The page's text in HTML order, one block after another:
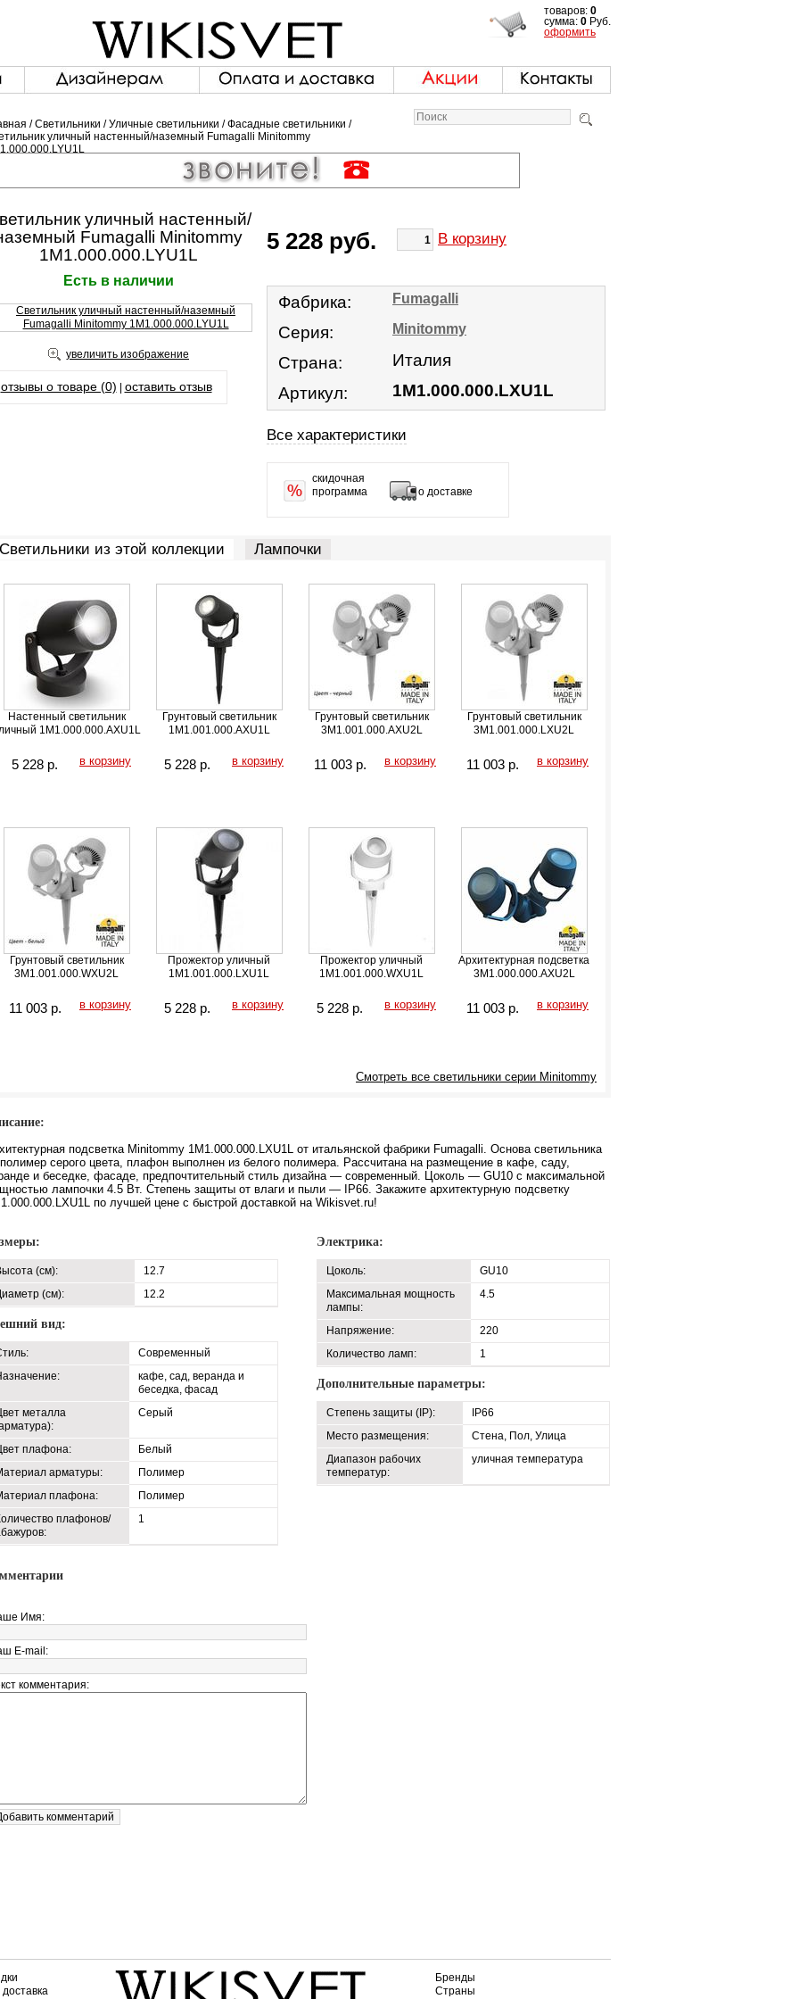
товаров: 0
сумма: 0 Руб.
оформить
/Светильники /Уличные светильники /Фасадные светильники /
уличный настенный/наземный Fumagalli Minitommy
уличный настенный/
Fumagalli Minitommy
1M1.000.000.LYU1L
Есть в наличии
увеличить изображение
отзывы о товаре (0) оставить отзыв
5 228 руб. В корзину
Фабрика: Fumagalli
Серия: Minitommy
Страна:
Италия
Артикул:
1M1.000.000.LXU1L
Все характеристики
скидочная
программа
о доставке
Cветильники из этой коллекции Лампочки
Настенный светильник
1M1.000.000.AXU1L
5 228 р. в корзину
Грунтовый светильник
1M1.001.000.AXU1L
5 228 р. в корзину
Грунтовый светильник
3M1.001.000.AXU2L
11 003р. в корзину
Грунтовый светильник
3M1.001.000.LXU2L
11 003р. в корзину
Грунтовый светильник
3M1.001.000.WXU2L
11 003р. в корзину
Прожектор уличный
1M1.001.000.LXU1L
5 228 р. в корзину
Прожектор уличный
1M1.001.000.WXU1L
5 228 р. в корзину
Архитектурная подсветка
3M1.000.000.AXU2L
11 003р. в корзину
Смотреть все светильники серии Minitommy
подсветка Minitommy 1M1.000.000.LXU1L от итальянской фабрики Fumagalli. Основа светильника
серого цвета, плафон выполнен из белого полимера. Рассчитана на размещение в кафе, саду,
и беседке, фасаде, предпочтительный стиль дизайна — современный. Цоколь — GU10 с максимальной
лампочки 4.5 Вт. Степень защиты от влаги и пыли — IP66. Закажите архитектурную подсветку
по лучшей цене с быстрой доставкой на Wikisvet.ru!
(см):
12.7
(см):
12.2
вид:
Современный
кафе, сад, веранда и
беседка, фасад
металла
Серый
плафона:
Белый
арматуры:
Полимер
плафона:
Полимер
плафонов/
1
Электрика:
Цоколь:
GU10
Максимальная мощность
лампы:
4.5
Напряжение:
220
Количество ламп:
1
Дополнительные параметры:
Степень защиты (IP):
IP66
Место размещения:
Стена, Пол, Улица
Диапазон рабочих
температур:
уличная температура
Имя:
E-mail:
комментария:
Бренды
Страны